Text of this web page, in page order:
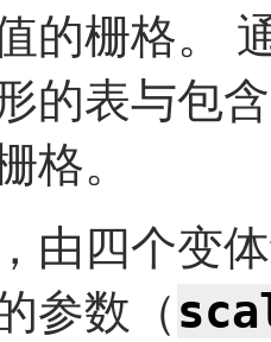
的栅格。
的表与包
格。
由四个变
参数（